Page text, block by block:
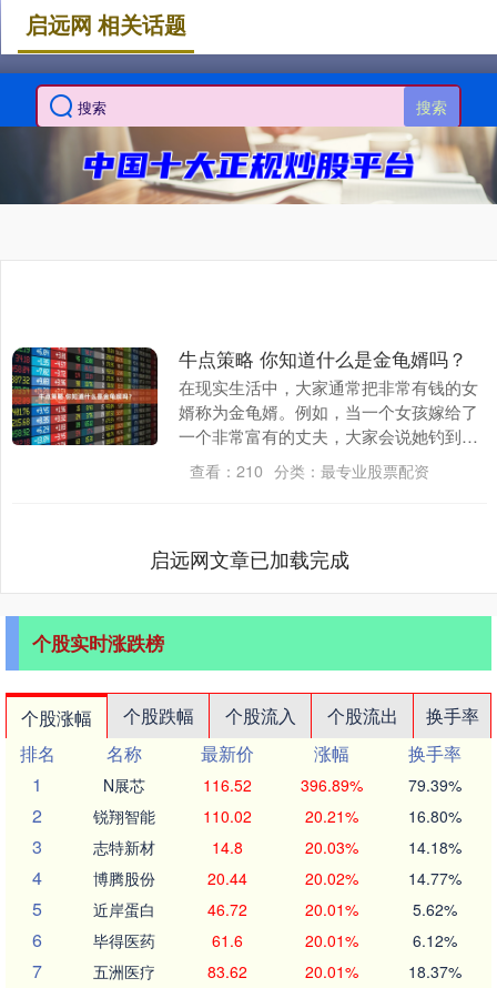
搜索
启远网 相关话题
牛点策略 你知道什么是金龟婿吗？
在现实生活中，大家通常把非常有钱的女
婿称为金龟婿。例如，当一个女孩嫁给了
一个非常富有的丈夫，大家会说她钓到了
金龟婿。那么，为什么金龟婿代表有钱的
女婿呢？这个词又....
查看： 210 分类： 最专业股票配资
启远网文章已加载完成
个股实时涨跌榜
个股涨幅 个股跌幅 个股流入 个股流出
换手率
排名
名称 最新价 涨幅
换手率
1
N展芯 116.52 396.89% 79.39%
2 锐翔智能 110.02 20.21% 16.80%
3 志特新材 14.8 20.03% 14.18%
4 博腾股份 20.44 20.02% 14.77%
5 近岸蛋白 46.72 20.01% 5.62%
6 毕得医药 61.6 20.01% 6.12%
7 五洲医疗 83.62 20.01% 18.37%